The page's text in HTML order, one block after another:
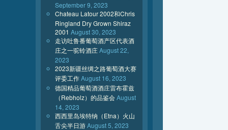
September 9, 2023
Chateau Latour 2002和Chris
Ringland Dry Grown Shiraz
2001 August 30, 2023
走访吐鲁番葡萄酒产区代表酒
庄之一驼铃酒庄August 22,
2023
2023新疆丝绸之路葡萄酒大赛
评委工作August 16, 2023
德国精品葡萄酒酒庄雷布霍兹
（Rebholz）的品鉴会August
14, 2023
西西里岛埃特纳（Etna）火山
舌尖半日游August 5, 2023